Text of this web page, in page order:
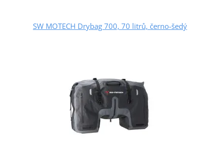
SW MOTECH Drybag 700, 70 litrů, černo-šedý